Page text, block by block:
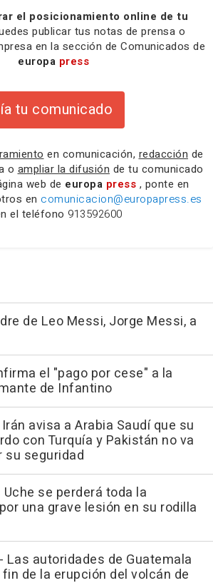
el posicionamiento online de tu
publicar tus notas de prensa o
en la sección de Comunicados de
europa press
tu comunicado
en comunicación, redacción de
o ampliar la difusión de tu comunicado
web de europa press , ponte en
en comunicacion@europapress.es
el teléfono 913592600
de Leo Messi, Jorge Messi, a
el "pago por cese" a la
de Infantino
avisa a Arabia Saudí que su
con Turquía y Pakistán no va
su seguridad
se perderá toda la
una grave lesión en su rodilla
Las autoridades de Guatemala
de la erupción del volcán de